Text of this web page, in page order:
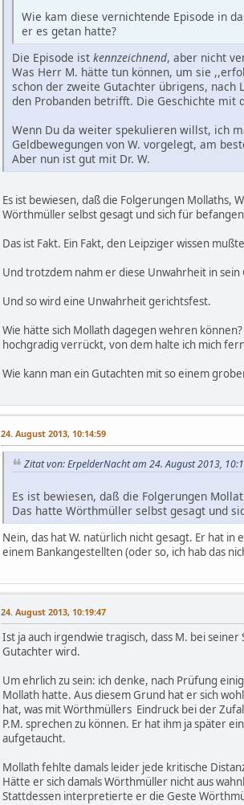
Wie kam diese vernichtende Episode in
er es getan hatte?
Die Episode ist kennzeichnend, aber nicht
Was Herr M. hätte tun können, um sie
schon der zweite Gutachter übrigens,
den Probanden betrifft. Die Geschichte mit
Wenn Du da weiter spekulieren willst, ich
Geldbewegungen von W. vorgelegt, am
Aber nun ist gut mit Dr. W.
Es ist bewiesen, daß die Folgerungen Mollaths,
Wörthmüller selbst gesagt und sich für
Das ist Fakt. Ein Fakt, den Leipziger wissen
Und trotzdem nahm er diese Unwahrheit in
Und so wird eine Unwahrheit gerichtsfest.
Wie hätte sich Mollath dagegen wehren
hochgradig verrückt, von dem halte ich mich
Wie kann man ein Gutachten mit so einem
24. August 2013, 10:14:59
Zitat von: ErpelderNacht am 24. August 2013,
Es ist bewiesen, daß die Folgerungen
Das hatte Wörthmüller selbst gesagt und
Nein, das hat W. natürlich nicht gesagt. Er hat
einem Bankangestellten (oder so, ich hab das
24. August 2013, 10:19:47
Ist ja auch irgendwie tragisch, dass M. bei
Gutachter wird.
Um ehrlich zu sein: ich denke, nach Prüfung
Mollath hatte. Aus diesem Grund hat er sich
hat, was mit Wörthmüllers Eindruck bei der
P.M. sprechen zu können. Er hat ihm ja später
aufgetaucht.
Mollath fehlte damals leider jede kritische
Hätte er sich damals Wörthmüller nicht aus
Stattdessen interpretierte er die Geste